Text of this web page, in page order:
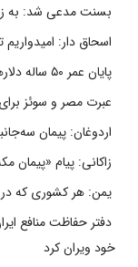
بسنت مدعی شد: به
اسحاق دار:
پایان عمر ۵۰ ساله دلارهای نفتی به دست ایران
عبرت مصر و سوئز
اردوغان: پیمان
زاکانی: پیام
یمن: هر کشوری که در
دفتر حفاظت منافع
خود ویران کرد